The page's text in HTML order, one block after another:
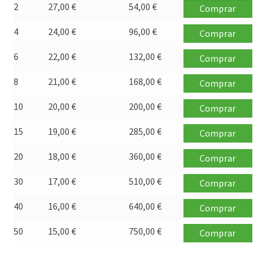
Sobre nosotros
2 27,00 € 54,00 €
Comprar
4
24,00 € 96,00 €
Comprar
6
22,00 € 132,00 €
Comprar
8
21,00 € 168,00 €
Comprar
10
20,00 € 200,00 €
Comprar
15
19,00 € 285,00 €
Comprar
20
18,00 € 360,00 €
Comprar
30
17,00 € 510,00 €
Comprar
40
16,00 € 640,00 €
Comprar
50
15,00 € 750,00 € Comprar